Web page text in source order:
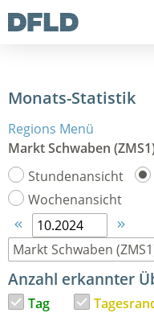
Monats-Statistik
Regions Menü
Markt Schwaben
Stundenansicht
Wochenansicht


Anzahl erkannter
Tag